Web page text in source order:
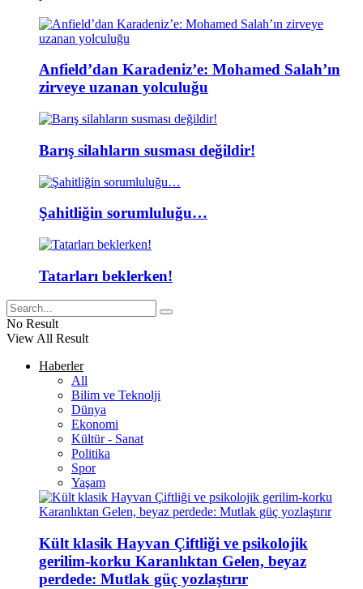
Anfield’dan Karadeniz’e: Mohamed Salah’ın
zirveye uzanan yolculuğu
Barış silahların susması değildir!
Şahitliğin sorumluluğu…
Tatarları beklerken!
No Result
View All Result
Haberler
All
Bilim ve Teknolji
Dünya
Ekonomi
Kültür - Sanat
Politika
Spor
Yaşam
Kült klasik Hayvan Çiftliği ve psikolojik
gerilim-korku Karanlıktan Gelen, beyaz
perdede: Mutlak güç yozlaştırır